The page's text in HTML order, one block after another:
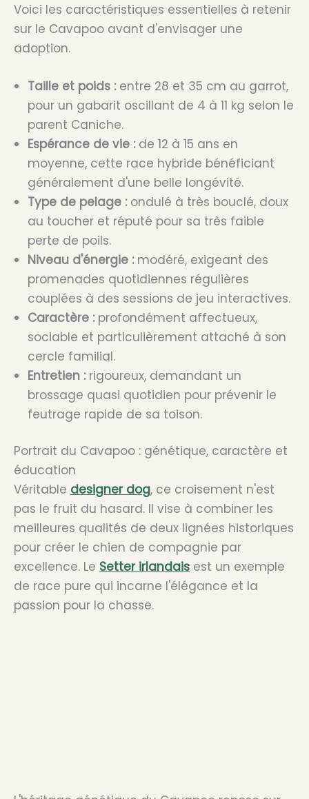
Voici les caractéristiques essentielles à retenir
sur le Cavapoo avant d'envisager une
adoption.
Taille et poids :entre 28 et 35 cm au garrot,
pour un gabarit oscillant de 4 à 11 kg selon le
parent Caniche.
Espérance de vie :de 12 à 15 ans en
moyenne, cette race hybride bénéficiant
généralement d'une belle longévité.
Type de pelage :ondulé à très bouclé, doux
au toucher et réputé pour sa très faible
perte de poils.
Niveau d'énergie :modéré, exigeant des
promenades quotidiennes régulières
couplées à des sessions de jeu interactives.
Caractère :profondément affectueux,
sociable et particulièrement attaché à son
cercle familial.
Entretien :rigoureux, demandant un
brossage quasi quotidien pour prévenir le
feutrage rapide de sa toison.
Portrait du Cavapoo : génétique, caractère et
éducation
Véritable designer dog, ce croisement n'est
pas le fruit du hasard. Il vise à combiner les
meilleures qualités de deux lignées historiques
pour créer le chien de compagnie par
excellence. Le Setter irlandais est un exemple
de race pure qui incarne l'élégance et la
passion pour la chasse.